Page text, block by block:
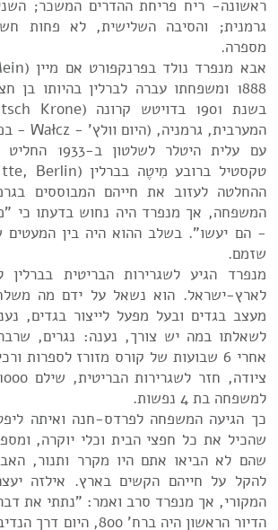
ראשונה- ריח פריחת ההדרים המשכר;
גרמנית; והסיבה השלישית, לא פחות
מספרה.
1888 ומשפחתו עברה לברלין בהיותו
המערבית, גרמניה, (היום וולץ' - Wałcz - בפולין) בת לווטרינר המחוזי.
עם עלית
ההחלטה לעזוב את חייהם המבוססים
המשפחה, אך מנפרד היה נחוש בדעתו כי
- הם יעשו”. בשלב ההוא היה בין המעטים
שזמם.
מנפרד הגיע לשגרירות הבריטית
לארץ-ישראל. הוא נשאל על ידם מה
מעצב בגדים ובעל מפעל לייצור בגדים,
לשאלתו במה יש צורך, נענה: נגרים,
אחרי 6 שבועות של קורס מזורז
למשפחה בת 4 נפשות.
כך הגיעה המשפחה לפרדס-חנה ואיתה
שהכיל את כל חפצי הבית וכלי יוקרה,
שהם לא הביאו אתם היו מקרר ותנור,
להקל על חייהם הקשים בארץ. אילזה
המקורי, אך מנפרד סרב ואמר: "נתתי את
הדיור הראשון היה ברח'